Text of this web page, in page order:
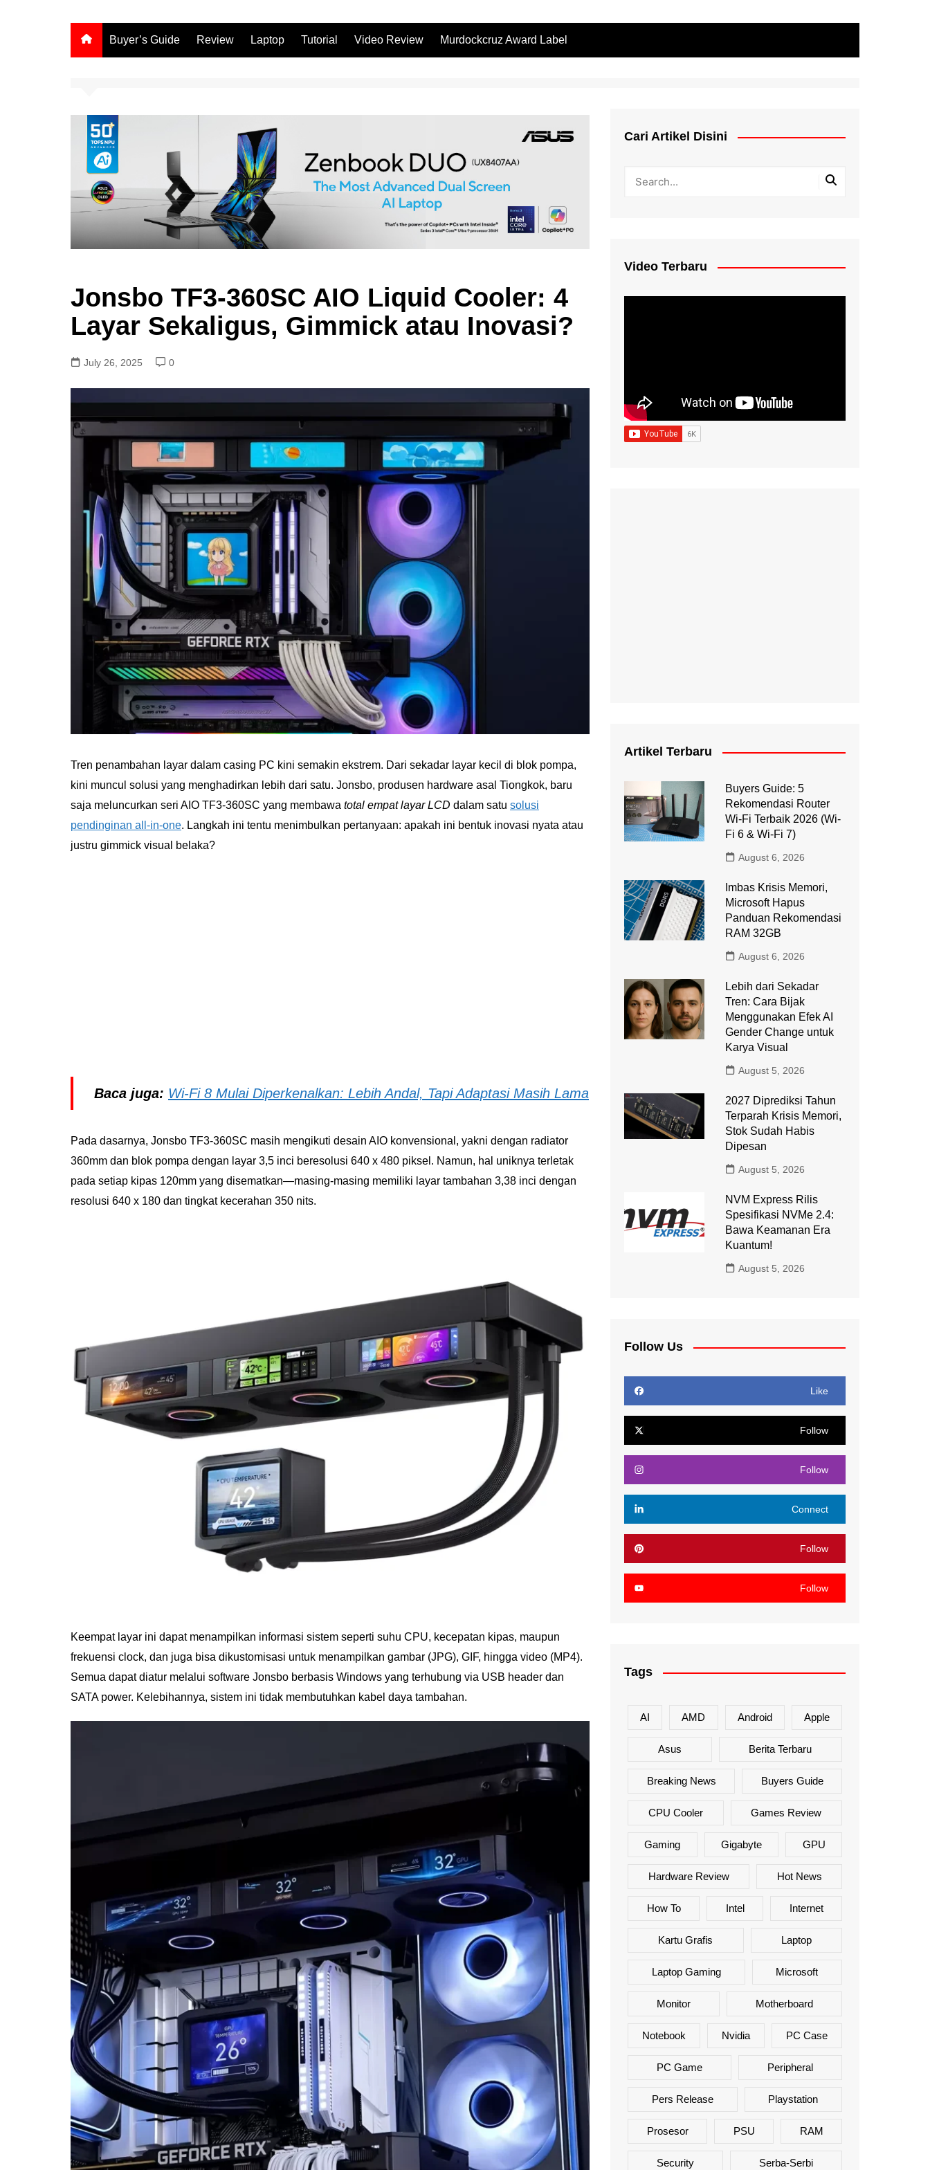
Buyer’s Guide Review Laptop Tutorial Video Review Murdockcruz Award Label
Jonsbo TF3-360SC AIO Liquid Cooler: 4
Layar Sekaligus, Gimmick atau Inovasi?
July 26, 2025 0
Tren penambahan layar dalam casing PC kini semakin ekstrem. Dari sekadar layar kecil di blok pompa,
kini muncul solusi yang menghadirkan lebih dari satu. Jonsbo, produsen hardware asal Tiongkok, baru
saja meluncurkan seri AIO TF3-360SC yang membawa total empat layar LCD dalam satu solusi
pendinginan all-in-one. Langkah ini tentu menimbulkan pertanyaan: apakah ini bentuk inovasi nyata atau
justru gimmick visual belaka?
Baca juga: Wi-Fi 8 Mulai Diperkenalkan: Lebih Andal, Tapi Adaptasi Masih Lama
Pada dasarnya, Jonsbo TF3-360SC masih mengikuti desain AIO konvensional, yakni dengan radiator
360mm dan blok pompa dengan layar 3,5 inci beresolusi 640 x 480 piksel. Namun, hal uniknya terletak
pada setiap kipas 120mm yang disematkan—masing-masing memiliki layar tambahan 3,38 inci dengan
resolusi 640 x 180 dan tingkat kecerahan 350 nits.
Keempat layar ini dapat menampilkan informasi sistem seperti suhu CPU, kecepatan kipas, maupun
frekuensi clock, dan juga bisa dikustomisasi untuk menampilkan gambar (JPG), GIF, hingga video (MP4).
Semua dapat diatur melalui software Jonsbo berbasis Windows yang terhubung via USB header dan
SATA power. Kelebihannya, sistem ini tidak membutuhkan kabel daya tambahan.
Cari Artikel Disini
Video Terbaru
Artikel Terbaru
Buyers Guide: 5
Rekomendasi Router
Wi-Fi Terbaik 2026 (Wi-
Fi 6 & Wi-Fi 7)
August 6, 2026
Imbas Krisis Memori,
Microsoft Hapus
Panduan Rekomendasi
RAM 32GB
August 6, 2026
Lebih dari Sekadar
Tren: Cara Bijak
Menggunakan Efek AI
Gender Change untuk
Karya Visual
August 5, 2026
2027 Diprediksi Tahun
Terparah Krisis Memori,
Stok Sudah Habis
Dipesan
August 5, 2026
NVM Express Rilis
Spesifikasi NVMe 2.4:
Bawa Keamanan Era
Kuantum!
August 5, 2026
Follow Us
Like
Follow
Follow
Connect
Follow
Follow
Tags
AI AMD Android Apple
Asus Berita Terbaru
Breaking News Buyers Guide
CPU Cooler Games Review
Gaming Gigabyte GPU
Hardware Review Hot News
How To Intel Internet
Kartu Grafis Laptop
Laptop Gaming Microsoft
Monitor Motherboard
Notebook Nvidia PC Case
PC Game Peripheral
Pers Release Playstation
Prosesor PSU RAM
Security Serba-Serbi